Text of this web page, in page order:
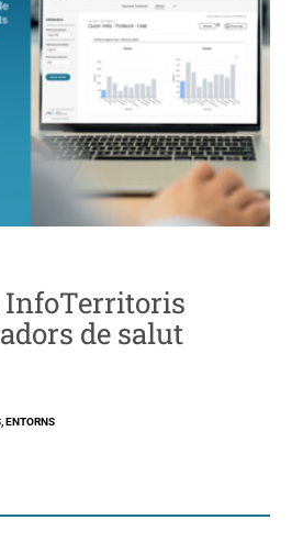
InfoTerritoris
de salut
ENTORNS